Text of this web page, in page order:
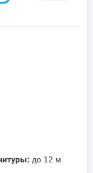
до 12 м